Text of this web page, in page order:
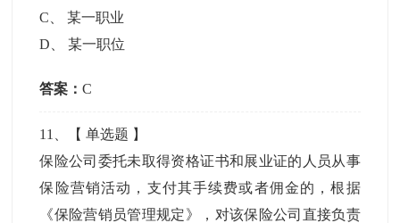
C 、某一职业
D 、某一职位
答案：C
11 、【单选题 】
保险公司委托未取得资格证书和展业证的人员从事
保险营销活动，支付其手续费或者佣金的，根据
《保险营销员管理规定》，对该保险公司直接负责